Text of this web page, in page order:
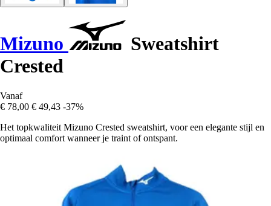
Mizuno
Sweatshirt
Crested
Vanaf
€ 78,00 € 49,43 -37%
Het topkwaliteit Mizuno Crested sweatshirt, voor een elegante stijl en
optimaal comfort wanneer je traint of ontspant.